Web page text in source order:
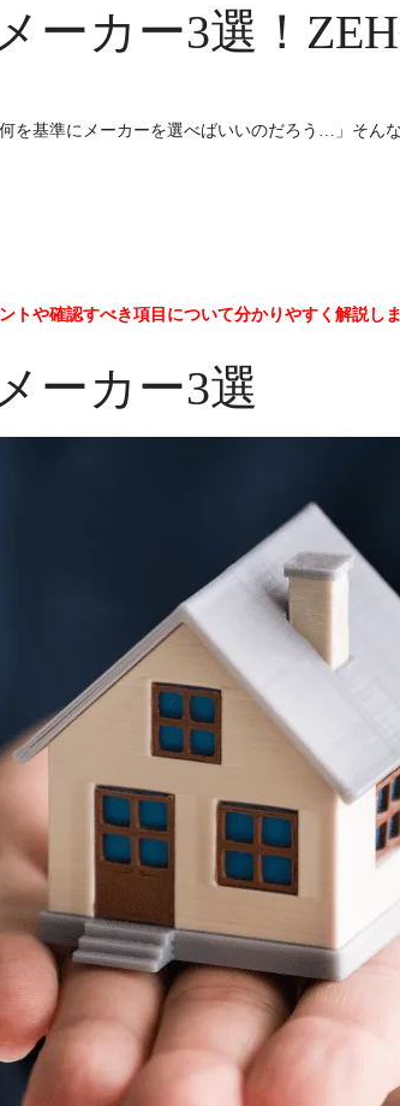
ーカー3選！
を基準にメーカーを選べばいいのだろう…」そん
トや確認すべき項目について分かりやすく解説し
ーカー3選